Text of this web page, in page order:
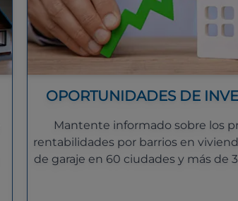
OPORTUNIDADES DE
Mantente informado sobre los
rentabilidades por barrios en
de garaje en 60 ciudades y más de